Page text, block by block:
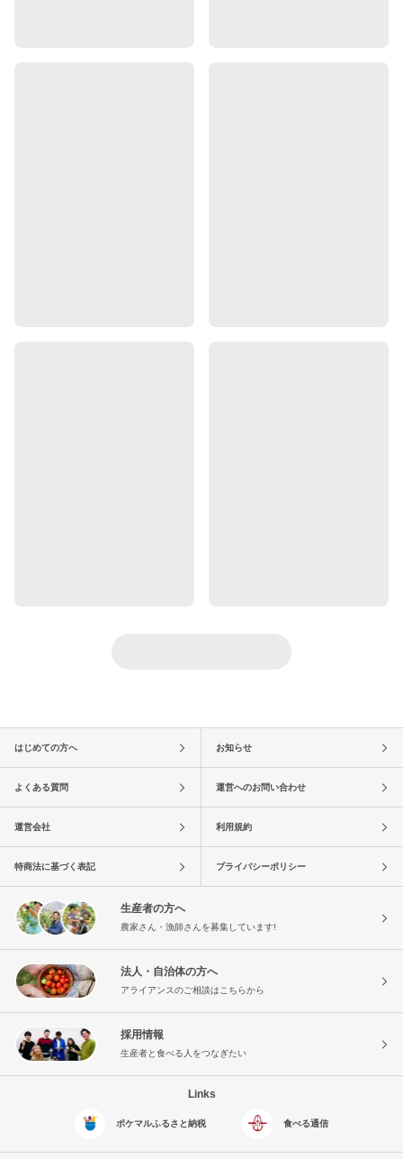
はじめての方へ お知らせ
よくある質問 運営へのお問い合わせ
運営会社 利用規約
特商法に基づく表記 プライバシーポリシー
生産者の方へ
農家さん・漁師さんを募集しています!
法人・自治体の方へ
アライアンスのご相談はこちらから
採用情報
生産者と食べる人をつなぎたい
Links
ポケマルふるさと納税 食べる通信